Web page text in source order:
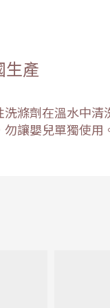
生產
滌劑在溫水中清
讓嬰兒單獨使用